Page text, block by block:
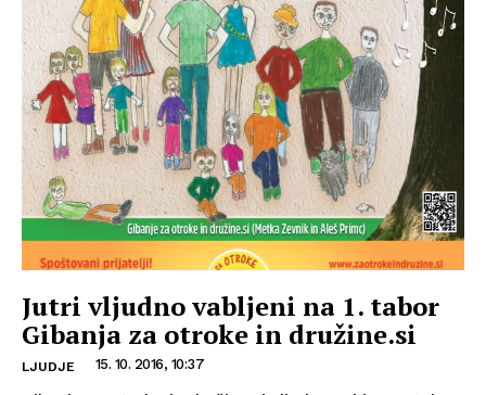
Jutri vljudno vabljeni na 1. tabor
Gibanja za otroke in družine.si
LJUDJE 15. 10. 2016, 10:37